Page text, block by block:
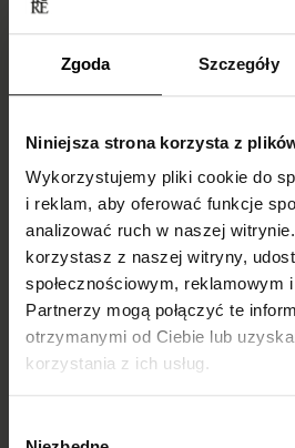
Zgoda Szczegóły
Niniejsza strona korzysta z
Wykorzystujemy pliki cookie do
i reklam, aby oferować funkcje
analizować ruch w naszej
korzystasz z naszej witryny,
społecznościowym, reklamowym
Partnerzy mogą połączyć te
otrzymanymi od Ciebie lub
korzystania z ich usług.
Skarpetki do
mokasynów
damskich –
inspiracje i trendy
może we wzory?